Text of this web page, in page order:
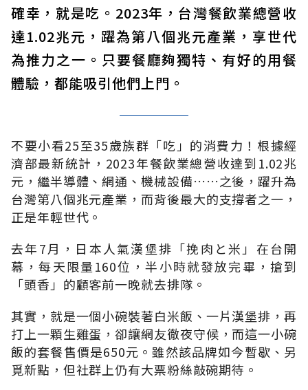
確幸，就是吃。2023年，台灣餐飲業總營收
達1.02兆元，躍為第八個兆元產業，享世代
為推力之一。只要餐廳夠獨特、有好的用餐
體驗，都能吸引他們上門。
不要小看25至35歲族群「吃」的消費力！根據經
濟部最新統計， 2023年餐飲業總營收達到 1.02兆
元，繼半導體、網通、機械設備……之後，躍升為
台灣第八個兆元產業，而背後最大的支撐者之一，
正是年輕世代。
去年7月，日本人氣漢堡排「挽肉と米」在台開
幕，每天限量160位，半小時就發放完畢，搶到
「頭香」的顧客前一晚就去排隊。
其實，就是一個小碗裝著白米飯、一片漢堡排，再
打上一顆生雞蛋，卻讓網友徹夜守候，而這一小碗
飯的套餐售價是650元。雖然該品牌如今暫歇、另
覓新點，但社群上仍有大票粉絲敲碗期待。